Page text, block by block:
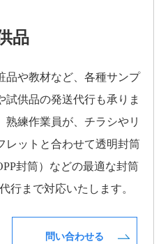
品
品や教材など、各種サンプ
試供品の発送代行も承りま
熟練作業員が、チラシやリ
レットと合わせて透明封筒
封筒）などの最適な封筒
行まで対応いたします。
問い合わせる